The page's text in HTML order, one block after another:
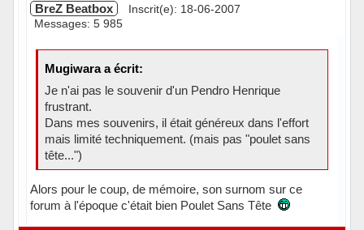
BreZ Beatbox
Inscrit(e): 18-06-2007
Messages: 5 985
Mugiwara a écrit:
Je n'ai pas le souvenir d'un Pendro Henrique
frustrant.
Dans mes souvenirs, il était généreux dans l'effort
mais limité techniquement. (mais pas "poulet sans
tête...")
Alors pour le coup, de mémoire, son surnom sur ce
forum à l'époque c'était bien Poulet Sans Tête